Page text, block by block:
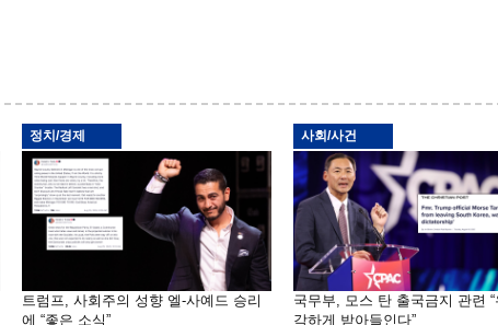
정치/경제
트럼프, 사회주의 성향 엘-사예드 승리
에 “좋은 소식”
사회/사건
국무부, 모스 탄 출국금지 관련 “
각하게 받아들인다”